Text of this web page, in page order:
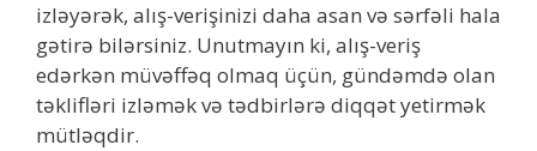
izləyərək, alış-verişinizi daha asan və sərfəli hala
gətirə bilərsiniz. Unutmayın ki, alış-veriş
edərkən müvəffəq olmaq üçün, gündəmdə olan
təklifləri izləmək və tədbirlərə diqqət yetirmək
mütləqdir.